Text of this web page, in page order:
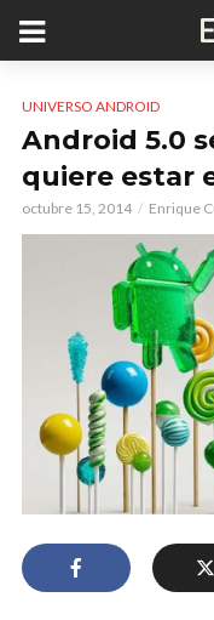
UNIVERSO ANDROID
Android 5.0
quiere estar
octubre 15, 2014 Enrique